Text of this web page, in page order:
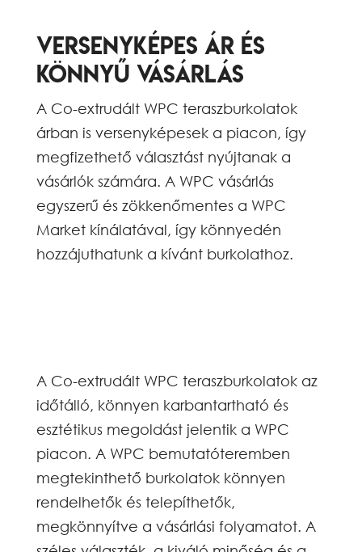
Versenyképes ár és
könnyű vásárlás
A Co-extrudált WPC teraszburkolatok
árban is versenyképesek a piacon, így
megfizethető választást nyújtanak a
vásárlók számára. A WPC vásárlás
egyszerű és zökkenőmentes a WPC
Market kínálatával, így könnyedén
hozzájuthatunk a kívánt burkolathoz.
A Co-extrudált WPC teraszburkolatok az
időtálló, könnyen karbantartható és
esztétikus megoldást jelentik a WPC
piacon. A WPC bemutatóteremben
megtekinthető burkolatok könnyen
rendelhetők és telepíthetők,
megkönnyítve a vásárlási folyamatot. A